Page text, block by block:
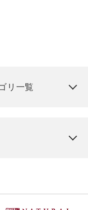
リ一覧